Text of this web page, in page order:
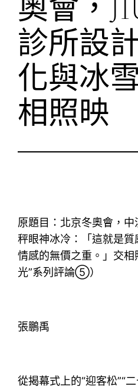
診所設
化與冰
相照映
原題目：北京冬奧會，
秤眼神冰冷：「這就是質
情感的無價之重。」交相
光”系列評論⑤）
張鵬禹
從揭幕式上的“迎客松”“